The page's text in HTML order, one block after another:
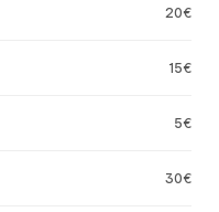
20€
15€
5€
30€